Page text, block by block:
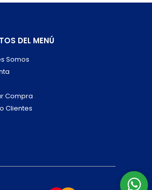
DEL MENÚ
Somos
Compra
Clientes